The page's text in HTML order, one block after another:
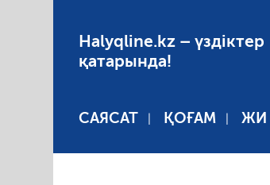
Halyqline.kz – үздіктер
қатарында!
САЯСАТ ҚОҒАМ ЖИ